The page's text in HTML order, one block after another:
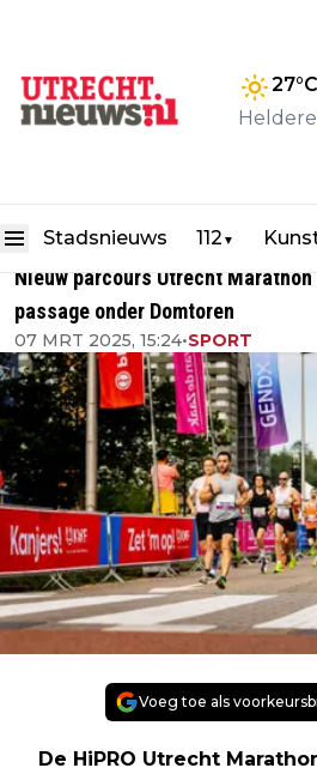
27°C
Stadsnieuws 112 ▼
Nieuw parcours Utrecht
passage onder Domtoren
07 MRT 2025, 15:24•SPORT
Voeg toe als
De HiPRO Utrecht